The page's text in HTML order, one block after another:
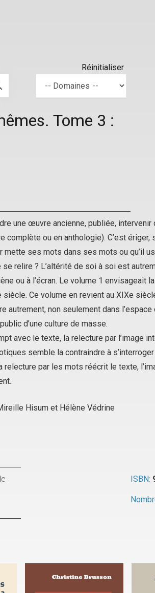
Réinitialiser
Tome 3 :
une œuvre ancienne, publiée,
complète ou en anthologie). C’est
mette ses mots dans ses mots ou qu’il
se relire ? L’altérité de soi à soi est
ou à l’écran. Le volume 1
siècle. Ce volume en revient au XIXe
autrement, non seulement dans
d’une culture de masse.
avec le texte, la relecture par l’image
semble la contraindre à
relecture par les mots réécrit le texte,
Hisum et Hélène Védrine
ISBN: